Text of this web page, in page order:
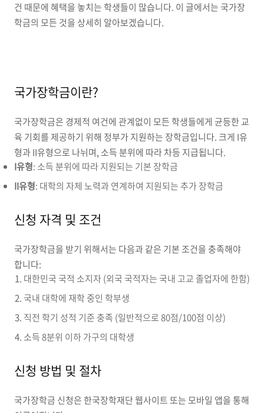
건 때문에 혜택을 놓치는 학생들이 많습니다. 이 글에서는 국가장
학금의 모든 것을 상세히 알아보겠습니다.
국가장학금이란?
국가장학금은 경제적 여건에 관계없이 모든 학생들에게 균등한 교
육 기회를 제공하기 위해 정부가 지원하는 장학금입니다. 크게 I유
형과 II유형으로 나뉘며, 소득 분위에 따라 차등 지급됩니다.
I유형: 소득 분위에 따라 지원되는 기본 장학금
II유형: 대학의 자체 노력과 연계하여 지원되는 추가 장학금
신청 자격 및 조건
국가장학금을 받기 위해서는 다음과 같은 기본 조건을 충족해야
합니다:
대한민국 국적 소지자 (외국 국적자는 국내 고교 졸업자에 한함)
국내 대학에 재학 중인 학부생
직전 학기 성적 기준 충족 (일반적으로 80점/100점 이상)
소득 8분위 이하 가구의 대학생
신청 방법 및 절차
국가장학금 신청은 한국장학재단 웹사이트 또는 모바일 앱을 통해